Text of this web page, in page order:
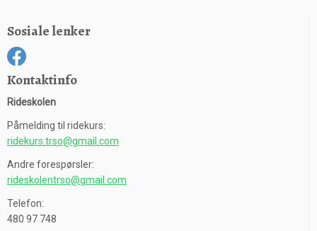
o
k
Sosiale lenker
Kontaktinfo
Rideskolen
Påmelding til ridekurs:
ridekurs.trso@gmail.com
Andre forespørsler:
rideskolentrso@gmail.com
Telefon:
480 97 748